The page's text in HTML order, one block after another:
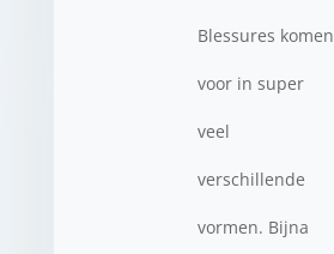
Blessures komen
voor in super
veel
verschillende
vormen. Bijna